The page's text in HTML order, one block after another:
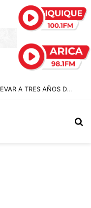
BANCADA COMUNISTA BUSCA ELEVAR A TRES AÑOS DE CÁRCEL LAS PENAS A POLICÍAS POR APREMIOS ILEGÍTIMOS EN MODIFICACIÓN A LA LEY NAIN-RETAMAL